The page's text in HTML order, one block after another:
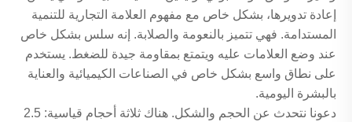
إعادة تدويرها، بشكل خاص مع مفهوم العلامة التجارية للتنمية
المستدامة. فهي تتميز بالنعومة والصلابة. إنه سلس بشكل خاص
عند وضع العلامات عليه ويتمتع بمقاومة جيدة للضغط. يستخدم
على نطاق واسع بشكل خاص في الصناعات الكيميائية والعناية
بالبشرة اليومية.
دعونا نتحدث عن الحجم والشكل. هناك ثلاثة أحجام قياسية: 2.5